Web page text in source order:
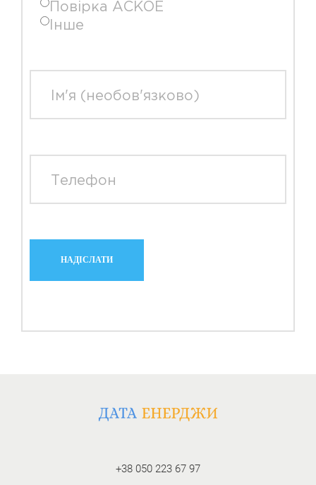
Повірка АСКОЕ
Інше
Ім'я (необов'язково)
Телефон
+38 050 223 67 97